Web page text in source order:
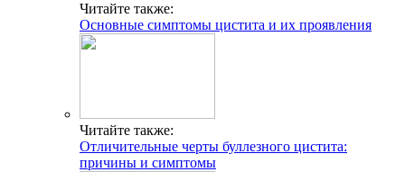
Читайте также:
Основные симптомы цистита и их проявления
Читайте также:
Отличительные черты буллезного цистита:
причины и симптомы